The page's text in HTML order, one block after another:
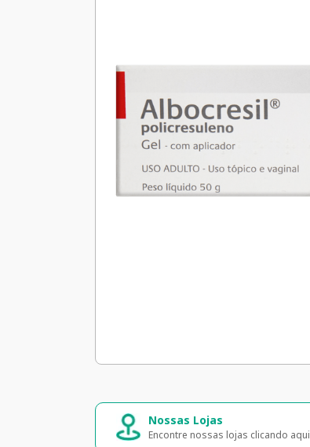
Nossas Lojas
Encontre nossas lojas clicando aqui